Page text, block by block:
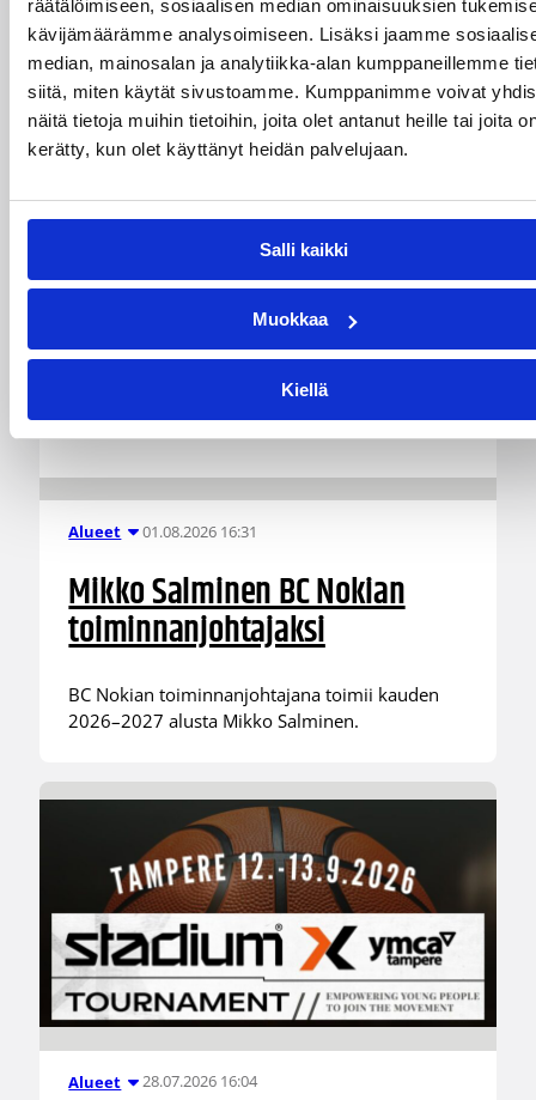
räätälöimiseen, sosiaalisen median ominaisuuksien
kävijämäärämme analysoimiseen. Lisäksi jaamme
median, mainosalan ja analytiikka-alan kumppaneillemme
siitä, miten käytät sivustoamme. Kumppanimme voivat
näitä tietoja muihin tietoihin, joita olet antanut heille tai joita
kerätty, kun olet käyttänyt heidän palvelujaan.
Salli kaikki
Muokkaa
Kiellä
Koripallon kansainvälinen turnaus Delfin Basket
pelataan Tampereella tänä viikonloppuna.
Järjestyksessään 39. turnaus kerää yhteen 200
joukkuetta ja tuhansia koripallon ystäviä niin
Alueet 01.08.2026 16:31
Mikko Salminen BC Nokian
toiminnanjohtajaksi
BC Nokian toiminnanjohtajana toimii kauden
2026–2027 alusta Mikko Salminen.
Alueet 28.07.2026 16:04